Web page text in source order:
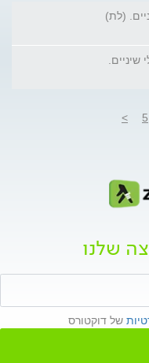
(לת)
5
>
שלנו
של דוקטורס